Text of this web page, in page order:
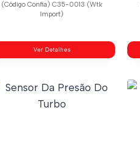
(Código Confia) C35-0013 (Wtk
Import)
Ver Detalhes